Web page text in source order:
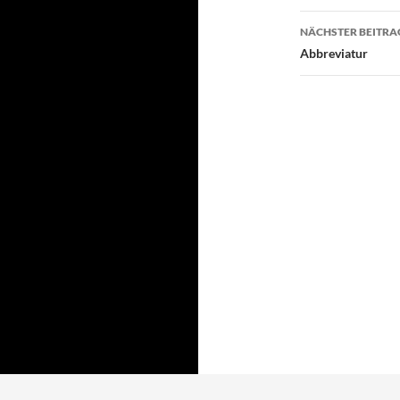
NÄCHSTER
Abbreviatur